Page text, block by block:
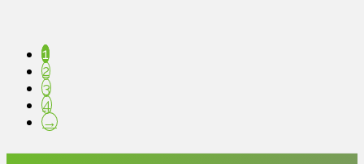
1
2
3
4
→